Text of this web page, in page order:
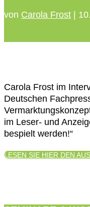
von Carola Frost |
Carola Frost im
Deutschen
im Leser- und
bespielt werden!“
LESEN SIE HIER DEN